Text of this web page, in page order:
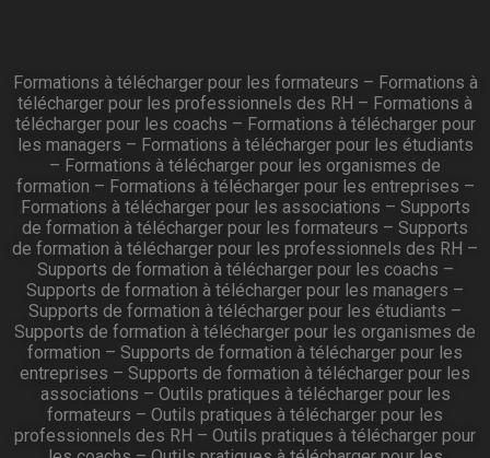
Formations à télécharger pour les formateurs – Formations à
télécharger pour les professionnels des RH – Formations à
télécharger pour les coachs – Formations à télécharger pour
les managers – Formations à télécharger pour les étudiants
– Formations à télécharger pour les organismes de
formation – Formations à télécharger pour les entreprises –
Formations à télécharger pour les associations – Supports
de formation à télécharger pour les formateurs – Supports
de formation à télécharger pour les professionnels des RH –
Supports de formation à télécharger pour les coachs –
Supports de formation à télécharger pour les managers –
Supports de formation à télécharger pour les étudiants –
Supports de formation à télécharger pour les organismes de
formation – Supports de formation à télécharger pour les
entreprises – Supports de formation à télécharger pour les
associations – Outils pratiques à télécharger pour les
formateurs – Outils pratiques à télécharger pour les
professionnels des RH – Outils pratiques à télécharger pour